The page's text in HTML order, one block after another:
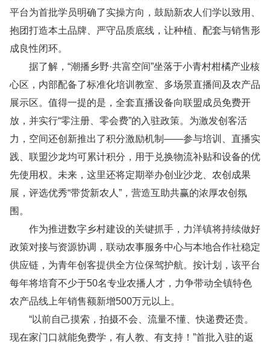
平台为首批学员明确了实操方向，鼓励新农人们学以致用、
抱团打造本土品牌、严守品质底线，让种植、配套与销售形
成良性闭环。
据了解，“潮播乡野·共富空间”坐落于小青村柑橘产业核
心区，内部配备了标准化培训教室、多场景直播间及农产品
展示区。值得一提的是，全套直播设备向联盟成员免费开
放，并实行“零注册、零会费”的入驻政策。为激发创客活
力，空间还创新推出了积分激励机制——参与培训、直播实
践、联盟沙龙均可累计积分，用于兑换物流补贴和设备的优
先使用权。未来，这里还将定期举办创业沙龙、农创成果
展，评选优秀“带货新农人”，营造互助共赢的浓厚农创氛
围。
作为推进数字乡村建设的关键抓手，力洋镇将持续做好
政策对接与资源协调，联动农事服务中心与本地合作社稳定
供应链，为青年创客提供全方位保驾护航。按计划，该平台
每年将培育不少于50名专业农播人才，力争带动全镇特色
农产品线上年销售额新增500万元以上。
“以前自己摸索，拍摄不会、流量不懂、快递费还贵。
现在家门口就能免费学，有人教、有支持！”首批入驻的返